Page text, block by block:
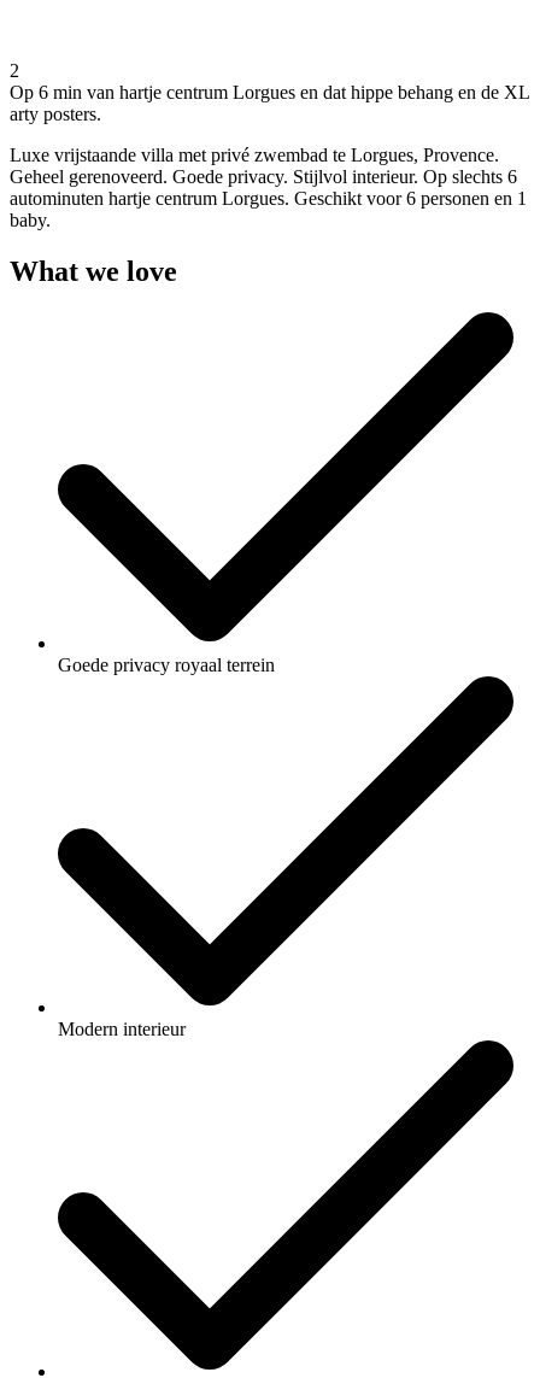
2
Op 6 min van hartje centrum Lorgues en dat hippe behang en de XL
arty posters.
Luxe vrijstaande villa met privé zwembad te Lorgues, Provence.
Geheel gerenoveerd. Goede privacy. Stijlvol interieur. Op slechts 6
autominuten hartje centrum Lorgues. Geschikt voor 6 personen en 1
baby.
What we love
Goede privacy royaal terrein
Modern interieur